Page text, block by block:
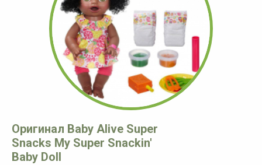
Оригинал Baby Alive Super
Snacks My Super Snackin'
Baby Doll